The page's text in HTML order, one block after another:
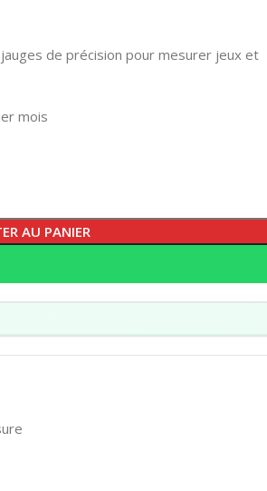
de précision pour mesurer jeux et
mois
AU PANIER